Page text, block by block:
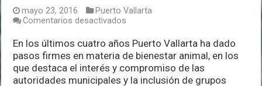
mayo 23, 2016
Puerto Vallarta
Comentarios desactivados
PV
importantes
logros
en
materia
En los últimos cuatro años Puerto Vallarta ha dado
pasos firmes en materia de bienestar animal, en los
que destaca el interés y compromiso de las
autoridades municipales y la inclusión de grupos